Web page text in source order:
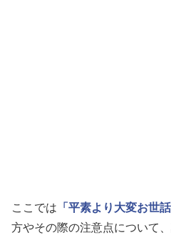
ここでは 「平素より大変お世
方やその際の注意点について